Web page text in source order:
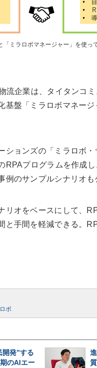
「ミラロボマネージャー」を使っ
企業は、タイタンコ
基盤「ミラロボマネー
ョンズの「ミラロボ・
RPAプログラムを作成
例のサンプルシナリオも
オをベースにして、
と手間を軽減できる。
ボ
発”する
のAIエー